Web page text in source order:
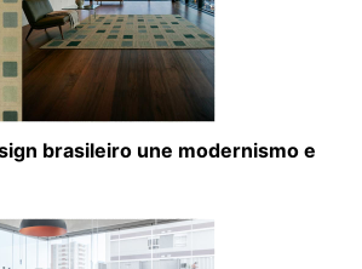
brasileiro une modernismo e